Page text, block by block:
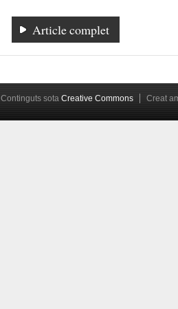
Article complet
Continguts sota Creative Commons Creat